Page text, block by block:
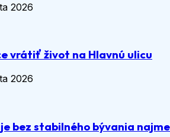
2026
vrátiť život na Hlavnú ulicu
2026
bez stabilného bývania